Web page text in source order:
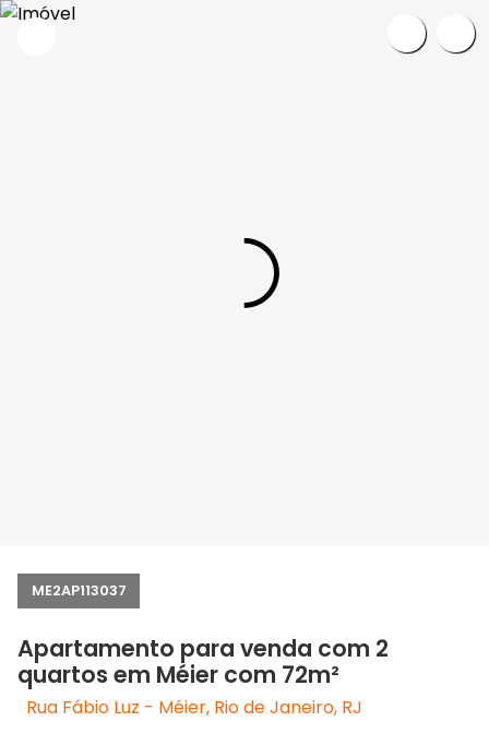
ME2AP113037
Apartamento para venda com 2
quartos em Méier com 72m²
Rua Fábio Luz - Méier, Rio de Janeiro, RJ